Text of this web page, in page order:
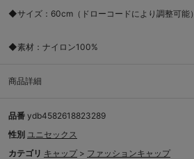
◆サイズ：60cm（ドローコードにより調整可能）
◆素材：ナイロン100%
商品詳細
品番 ydb4582618823289
性別 ユニセックス
カテゴリ キャップ > ファッションキャップ